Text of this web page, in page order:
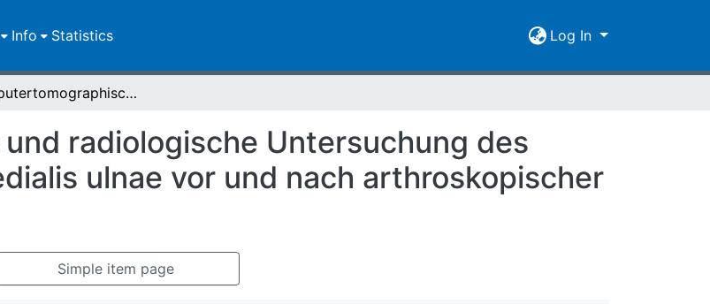
Info Statistics Log In
Computertomographische und radiologische Untersuchung des Processus coronoideus medialis ulnae vor und nach arthroskopischer Therapie
radiologische Untersuchung des
ulnae vor und nach arthroskopischer
Simple item page